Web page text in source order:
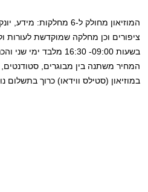
המוזיאון מחולק ל-6
ציפורים וכן מחלקה שמוקדשת לעורות
בשעות 09:00- 16:30 מלבד
המחיר משתנה בין מבוגרים, סטודנטים,
במוזיאון (סטילס ווידאו) כרוך בתשלום